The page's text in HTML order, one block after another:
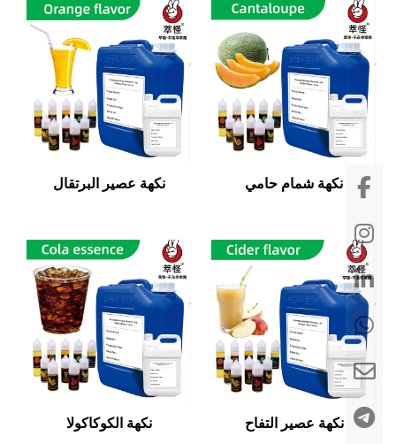
نكهة عصير البرتقال نكهة شمام حامي
نكهة الكوكاكولا نكهة عصير التفاح